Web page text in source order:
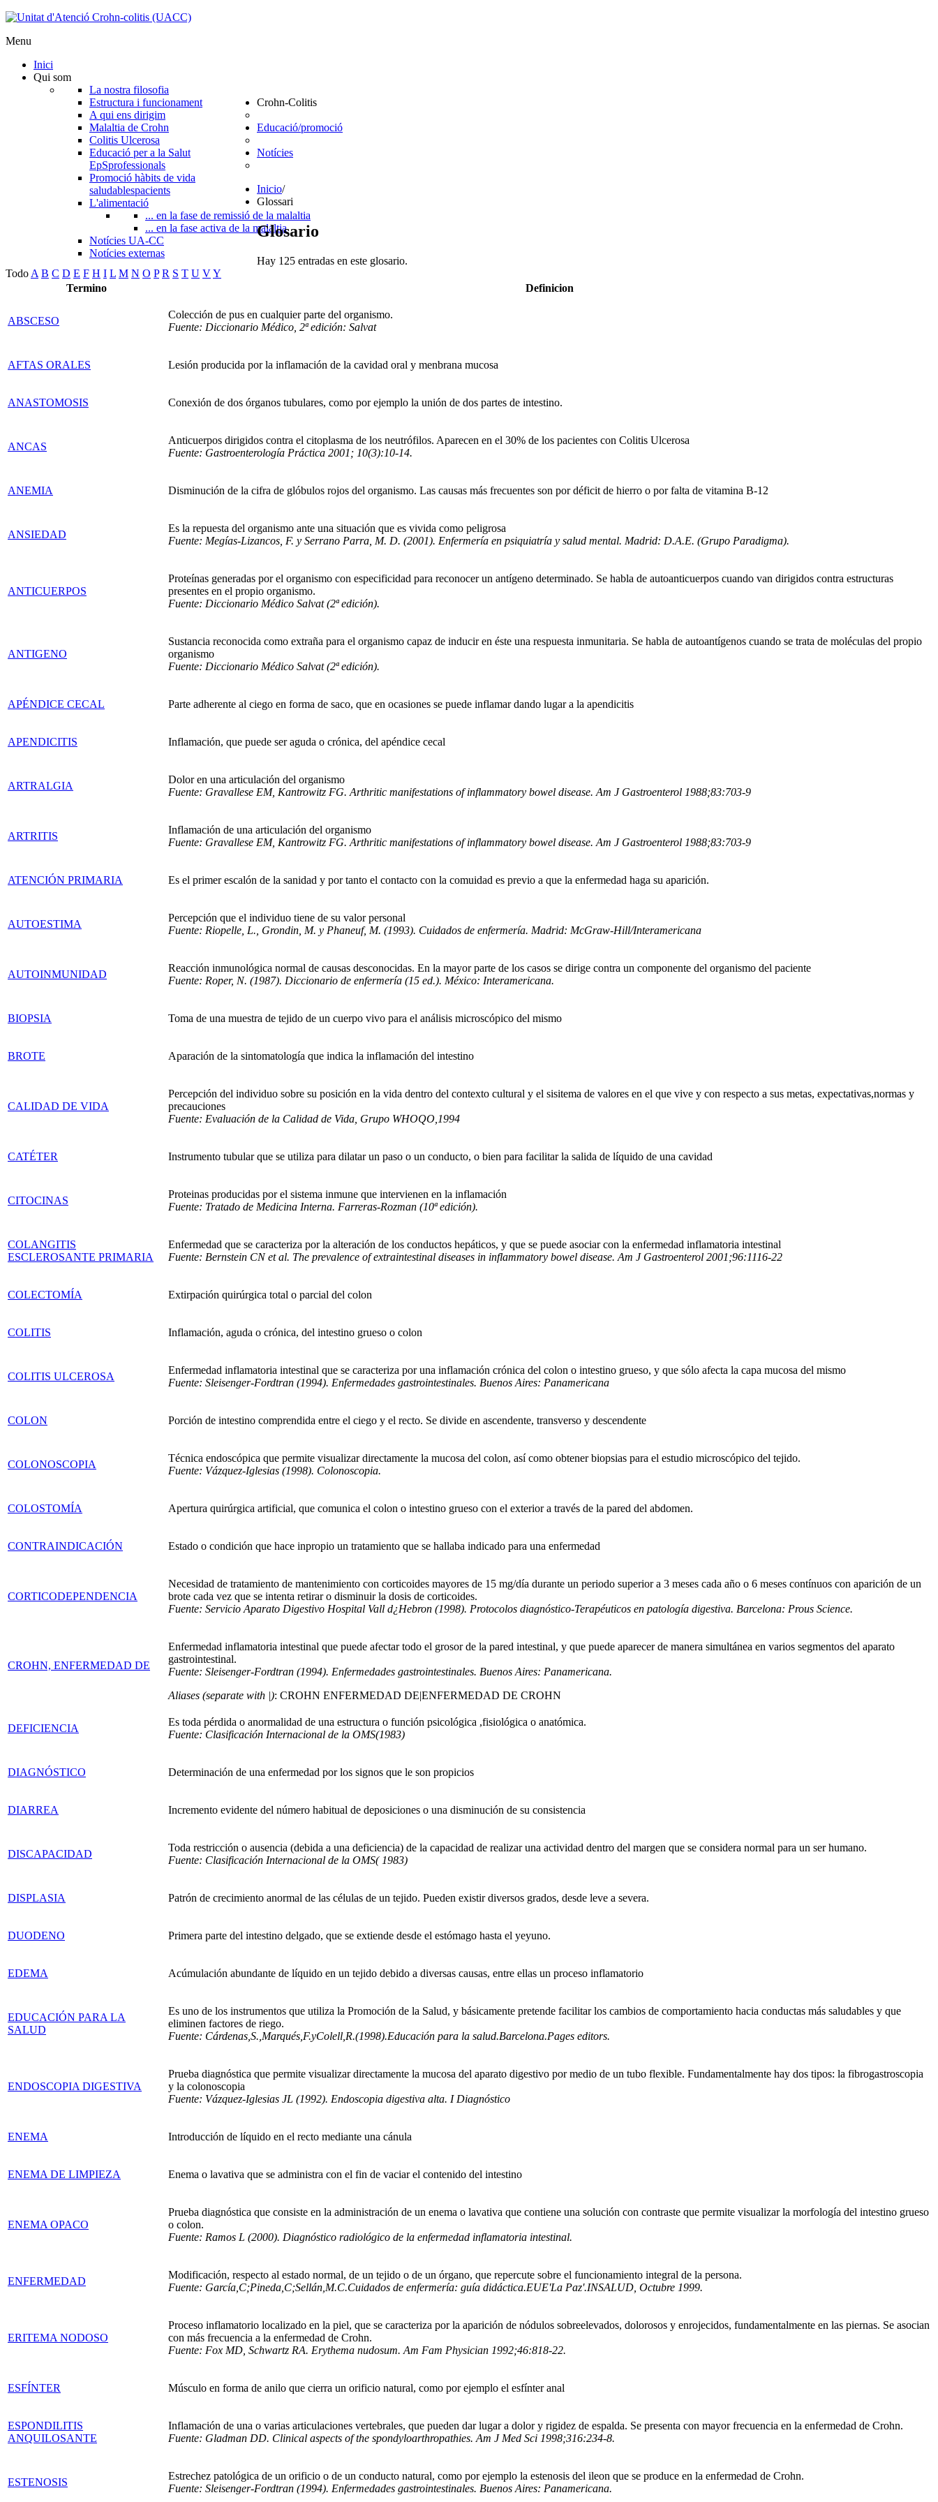
Menu
Inici
Qui som
La nostra filosofia
Estructura i funcionament
A qui ens dirigim
Crohn-Colitis
Malaltia de Crohn
Colitis Ulcerosa
Educació/promoció
Educació per a la Salut
EpSprofessionals
Promoció hàbits de vida
saludablespacients
L'alimentació
... en la fase de remissió de la malaltia
... en la fase activa de la malaltia
Notícies
Notícies UA-CC
Notícies externas
Inicio/
Glossari
Glosario
Hay 125 entradas en este glosario.
Todo A B C D E F H I L M N O P R S T U VY
Termino
Definicion
ABSCESO
Colección de pus en cualquier parte del organismo.
Fuente: Diccionario Médico, 2ª edición: Salvat
AFTAS ORALES Lesión producida por la inflamación de la cavidad oral y menbrana mucosa
ANASTOMOSIS Conexión de dos órganos tubulares, como por ejemplo la unión de dos partes de intestino.
ANCAS
Anticuerpos dirigidos contra el citoplasma de los neutrófilos. Aparecen en el 30% de los pacientes con Colitis Ulcerosa
Fuente: Gastroenterología Práctica 2001; 10(3):10-14.
ANEMIA Disminución de la cifra de glóbulos rojos del organismo. Las causas más frecuentes son por déficit de hierro o por falta de vitamina B-12
ANSIEDAD
Es la repuesta del organismo ante una situación que es vivida como peligrosa
Fuente: Megías-Lizancos, F. y Serrano Parra, M. D. (2001). Enfermería en psiquiatría y salud mental. Madrid: D.A.E. (Grupo Paradigma).
ANTICUERPOS
Proteínas generadas por el organismo con especificidad para reconocer un antígeno determinado. Se habla de autoanticuerpos cuando van dirigidos contra estructuras
presentes en el propio organismo.
Fuente: Diccionario Médico Salvat (2ª edición).
ANTIGENO
Sustancia reconocida como extraña para el organismo capaz de inducir en éste una respuesta inmunitaria. Se habla de autoantígenos cuando se trata de moléculas del propio
organismo
Fuente: Diccionario Médico Salvat (2ª edición).
APÉNDICE CECAL Parte adherente al ciego en forma de saco, que en ocasiones se puede inflamar dando lugar a la apendicitis
APENDICITIS Inflamación, que puede ser aguda o crónica, del apéndice cecal
ARTRALGIA
Dolor en una articulación del organismo
Fuente: Gravallese EM, Kantrowitz FG. Arthritic manifestations of inflammatory bowel disease. Am J Gastroenterol 1988;83:703-9
ARTRITIS
Inflamación de una articulación del organismo
Fuente: Gravallese EM, Kantrowitz FG. Arthritic manifestations of inflammatory bowel disease. Am J Gastroenterol 1988;83:703-9
ATENCIÓN PRIMARIA Es el primer escalón de la sanidad y por tanto el contacto con la comuidad es previo a que la enfermedad haga su aparición.
AUTOESTIMA
Percepción que el individuo tiene de su valor personal
Fuente: Riopelle, L., Grondin, M. y Phaneuf, M. (1993). Cuidados de enfermería. Madrid: McGraw-Hill/Interamericana
AUTOINMUNIDAD
Reacción inmunológica normal de causas desconocidas. En la mayor parte de los casos se dirige contra un componente del organismo del paciente
Fuente: Roper, N. (1987). Diccionario de enfermería (15 ed.). México: Interamericana.
BIOPSIA Toma de una muestra de tejido de un cuerpo vivo para el análisis microscópico del mismo
BROTE Aparación de la sintomatología que indica la inflamación del intestino
CALIDAD DE VIDA
Percepción del individuo sobre su posición en la vida dentro del contexto cultural y el sisitema de valores en el que vive y con respecto a sus metas, expectativas,normas y
precauciones
Fuente: Evaluación de la Calidad de Vida, Grupo WHOQO,1994
CATÉTER Instrumento tubular que se utiliza para dilatar un paso o un conducto, o bien para facilitar la salida de líquido de una cavidad
CITOCINAS
Proteinas producidas por el sistema inmune que intervienen en la inflamación
Fuente: Tratado de Medicina Interna. Farreras-Rozman (10ª edición).
COLANGITIS
ESCLEROSANTE PRIMARIA
Enfermedad que se caracteriza por la alteración de los conductos hepáticos, y que se puede asociar con la enfermedad inflamatoria intestinal
Fuente: Bernstein CN et al. The prevalence of extraintestinal diseases in inflammatory bowel disease. Am J Gastroenterol 2001;96:1116-22
COLECTOMÍA Extirpación quirúrgica total o parcial del colon
COLITIS Inflamación, aguda o crónica, del intestino grueso o colon
COLITIS ULCEROSA
Enfermedad inflamatoria intestinal que se caracteriza por una inflamación crónica del colon o intestino grueso, y que sólo afecta la capa mucosa del mismo
Fuente: Sleisenger-Fordtran (1994). Enfermedades gastrointestinales. Buenos Aires: Panamericana
COLON Porción de intestino comprendida entre el ciego y el recto. Se divide en ascendente, transverso y descendente
COLONOSCOPIA
Técnica endoscópica que permite visualizar directamente la mucosa del colon, así como obtener biopsias para el estudio microscópico del tejido.
Fuente: Vázquez-Iglesias (1998). Colonoscopia.
COLOSTOMÍA Apertura quirúrgica artificial, que comunica el colon o intestino grueso con el exterior a través de la pared del abdomen.
CONTRAINDICACIÓN Estado o condición que hace inpropio un tratamiento que se hallaba indicado para una enfermedad
CORTICODEPENDENCIA
Necesidad de tratamiento de mantenimiento con corticoides mayores de 15 mg/día durante un periodo superior a 3 meses cada año o 6 meses contínuos con aparición de un
brote cada vez que se intenta retirar o disminuir la dosis de corticoides.
Fuente: Servicio Aparato Digestivo Hospital Vall d¿Hebron (1998). Protocolos diagnóstico-Terapéuticos en patología digestiva. Barcelona: Prous Science.
CROHN, ENFERMEDAD DE
Enfermedad inflamatoria intestinal que puede afectar todo el grosor de la pared intestinal, y que puede aparecer de manera simultánea en varios segmentos del aparato
gastrointestinal.
Fuente: Sleisenger-Fordtran (1994). Enfermedades gastrointestinales. Buenos Aires: Panamericana.
Aliases (separate with |): CROHN ENFERMEDAD DE|ENFERMEDAD DE CROHN
DEFICIENCIA
Es toda pérdida o anormalidad de una estructura o función psicológica ,fisiológica o anatómica.
Fuente: Clasificación Internacional de la OMS(1983)
DIAGNÓSTICO Determinación de una enfermedad por los signos que le son propicios
DIARREA Incremento evidente del número habitual de deposiciones o una disminución de su consistencia
DISCAPACIDAD
Toda restricción o ausencia (debida a una deficiencia) de la capacidad de realizar una actividad dentro del margen que se considera normal para un ser humano.
Fuente: Clasificación Internacional de la OMS( 1983)
DISPLASIA Patrón de crecimiento anormal de las células de un tejido. Pueden existir diversos grados, desde leve a severa.
DUODENO Primera parte del intestino delgado, que se extiende desde el estómago hasta el yeyuno.
EDEMA Acúmulación abundante de líquido en un tejido debido a diversas causas, entre ellas un proceso inflamatorio
EDUCACIÓN PARA LA
SALUD
Es uno de los instrumentos que utiliza la Promoción de la Salud, y básicamente pretende facilitar los cambios de comportamiento hacia conductas más saludables y que
eliminen factores de riego.
Fuente: Cárdenas,S.,Marqués,F.yColell,R.(1998).Educación para la salud.Barcelona.Pages editors.
ENDOSCOPIA DIGESTIVA
Prueba diagnóstica que permite visualizar directamente la mucosa del aparato digestivo por medio de un tubo flexible. Fundamentalmente hay dos tipos: la fibrogastroscopia
y la colonoscopia
Fuente: Vázquez-Iglesias JL (1992). Endoscopia digestiva alta. I Diagnóstico
ENEMA Introducción de líquido en el recto mediante una cánula
ENEMA DE LIMPIEZA Enema o lavativa que se administra con el fin de vaciar el contenido del intestino
ENEMA OPACO
Prueba diagnóstica que consiste en la administración de un enema o lavativa que contiene una solución con contraste que permite visualizar la morfología del intestino grueso
o colon.
Fuente: Ramos L (2000). Diagnóstico radiológico de la enfermedad inflamatoria intestinal.
ENFERMEDAD
Modificación, respecto al estado normal, de un tejido o de un órgano, que repercute sobre el funcionamiento integral de la persona.
Fuente: García,C;Pineda,C;Sellán,M.C.Cuidados de enfermería: guía didáctica.EUE'La Paz'.INSALUD, Octubre 1999.
ERITEMA NODOSO
Proceso inflamatorio localizado en la piel, que se caracteriza por la aparición de nódulos sobreelevados, dolorosos y enrojecidos, fundamentalmente en las piernas. Se asocian
con más frecuencia a la enfermedad de Crohn.
Fuente: Fox MD, Schwartz RA. Erythema nudosum. Am Fam Physician 1992;46:818-22.
ESFÍNTER Músculo en forma de anilo que cierra un orificio natural, como por ejemplo el esfínter anal
ESPONDILITIS
ANQUILOSANTE
Inflamación de una o varias articulaciones vertebrales, que pueden dar lugar a dolor y rigidez de espalda. Se presenta con mayor frecuencia en la enfermedad de Crohn.
Fuente: Gladman DD. Clinical aspects of the spondyloarthropathies. Am J Med Sci 1998;316:234-8.
ESTENOSIS
Estrechez patológica de un orificio o de un conducto natural, como por ejemplo la estenosis del ileon que se produce en la enfermedad de Crohn.
Fuente: Sleisenger-Fordtran (1994). Enfermedades gastrointestinales. Buenos Aires: Panamericana.